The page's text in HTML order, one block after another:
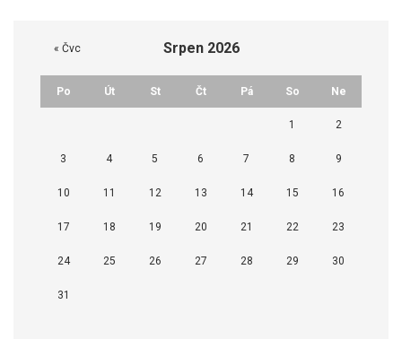
Srpen 2026
Po Út St Čt Pá So Ne
1 2
3 4 5 6 7 8 9
10 11 12 13 14 15 16
17 18 19 20 21 22 23
24 25 26 27 28 29 30
31
« Čvc